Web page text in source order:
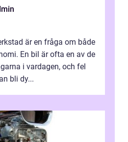
är en fråga om både
En bil är ofta en av de
i vardagen, och fel
bli dy...